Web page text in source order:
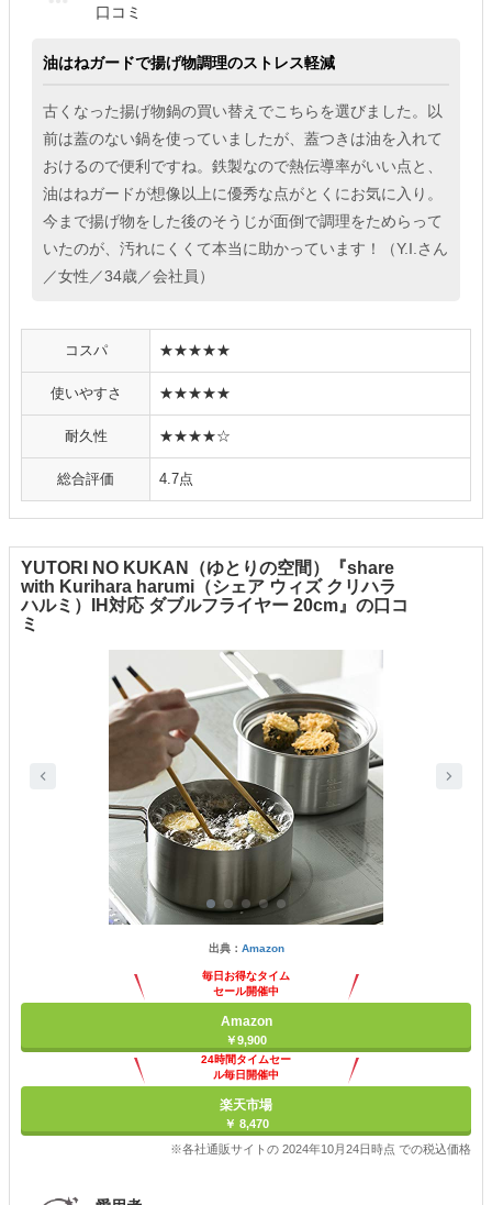
口コミ
油はねガードで揚げ物調理のストレス軽減
古くなった揚げ物鍋の買い替えでこちらを選びました。以
前は蓋のない鍋を使っていましたが、蓋つきは油を入れて
おけるので便利ですね。鉄製なので熱伝導率がいい点と、
油はねガードが想像以上に優秀な点がとくにお気に入り。
今まで揚げ物をした後のそうじが面倒で調理をためらって
いたのが、汚れにくくて本当に助かっています！（Y.I.さん
／女性／34歳／会社員）
コスパ ★★★★★
使いやすさ ★★★★★
耐久性 ★★★★☆
総合評価 4.7点
YUTORI NO KUKAN（ゆとりの空間）『share
with Kurihara harumi（シェア ウィズ クリハラ
ハルミ）IH対応 ダブルフライヤー 20cm』の口コ
ミ
出典： Amazon
毎日お得なタイム
セール開催中
Amazon
￥9,900
24時間タイムセー
ル毎日開催中
楽天市場
￥ 8,470
※各社通販サイトの 2024年10月24日時点 での税込価格